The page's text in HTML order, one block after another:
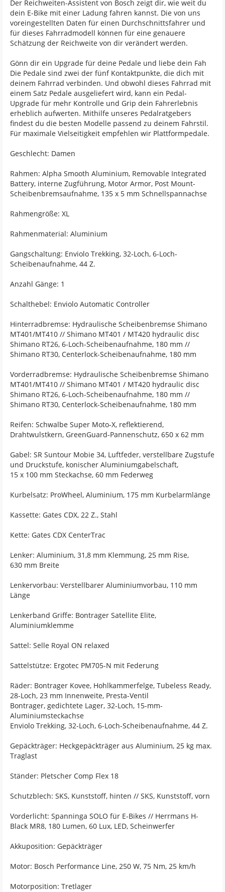
Der Reichweiten-Assistent von Bosch zeigt dir, wie weit du
dein E-Bike mit einer Ladung fahren kannst. Die von uns
voreingestellten Daten für einen Durchschnittsfahrer und
für dieses Fahrradmodell können für eine genauere
Schätzung der Reichweite von dir verändert werden.
Gönn dir ein Upgrade für deine Pedale und liebe dein Fah
Die Pedale sind zwei der fünf Kontaktpunkte, die dich mit
deinem Fahrrad verbinden. Und obwohl dieses Fahrrad mit
einem Satz Pedale ausgeliefert wird, kann ein Pedal-
Upgrade für mehr Kontrolle und Grip dein Fahrerlebnis
erheblich aufwerten. Mithilfe unseres Pedalratgebers
findest du die besten Modelle passend zu deinem Fahrstil.
Für maximale Vielseitigkeit empfehlen wir Plattformpedale.
Geschlecht: Damen
Rahmen: Alpha Smooth Aluminium, Removable Integrated
Battery, interne Zugführung, Motor Armor, Post Mount-
Scheibenbremsaufnahme, 135 x 5 mm Schnellspannachse
Rahmengröße: XL
Rahmenmaterial: Aluminium
Gangschaltung: Enviolo Trekking, 32-Loch, 6-Loch-
Scheibenaufnahme, 44 Z.
Anzahl Gänge: 1
Schalthebel: Enviolo Automatic Controller
Hinterradbremse: Hydraulische Scheibenbremse Shimano
MT401/MT410 // Shimano MT401 / MT420 hydraulic disc
Shimano RT26, 6-Loch-Scheibenaufnahme, 180 mm //
Shimano RT30, Centerlock-Scheibenaufnahme, 180 mm
Vorderradbremse: Hydraulische Scheibenbremse Shimano
MT401/MT410 // Shimano MT401 / MT420 hydraulic disc
Shimano RT26, 6-Loch-Scheibenaufnahme, 180 mm //
Shimano RT30, Centerlock-Scheibenaufnahme, 180 mm
Reifen: Schwalbe Super Moto-X, reflektierend,
Drahtwulstkern, GreenGuard-Pannenschutz, 650 x 62 mm
Gabel: SR Suntour Mobie 34, Luftfeder, verstellbare Zugstufe
und Druckstufe, konischer Aluminiumgabelschaft,
15 x 100 mm Steckachse, 60 mm Federweg
Kurbelsatz: ProWheel, Aluminium, 175 mm Kurbelarmlänge
Kassette: Gates CDX, 22 Z., Stahl
Kette: Gates CDX CenterTrac
Lenker: Aluminium, 31,8 mm Klemmung, 25 mm Rise,
630 mm Breite
Lenkervorbau: Verstellbarer Aluminiumvorbau, 110 mm
Länge
Lenkerband Griffe: Bontrager Satellite Elite,
Aluminiumklemme
Sattel: Selle Royal ON relaxed
Sattelstütze: Ergotec PM705-N mit Federung
Räder: Bontrager Kovee, Hohlkammerfelge, Tubeless Ready,
28-Loch, 23 mm Innenweite, Presta-Ventil
Bontrager, gedichtete Lager, 32-Loch, 15-mm-
Aluminiumsteckachse
Enviolo Trekking, 32-Loch, 6-Loch-Scheibenaufnahme, 44 Z.
Gepäckträger: Heckgepäckträger aus Aluminium, 25 kg max.
Traglast
Ständer: Pletscher Comp Flex 18
Schutzblech: SKS, Kunststoff, hinten // SKS, Kunststoff, vorn
Vorderlicht: Spanninga SOLO für E-Bikes // Herrmans H-
Black MR8, 180 Lumen, 60 Lux, LED, Scheinwerfer
Akkuposition: Gepäckträger
Motor: Bosch Performance Line, 250 W, 75 Nm, 25 km/h
Motorposition: Tretlager